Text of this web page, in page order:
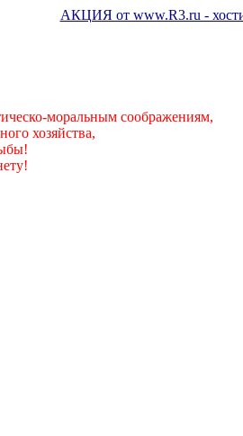
АКЦИЯ от www.R3.ru -
моральным соображениям,
хозяйства,